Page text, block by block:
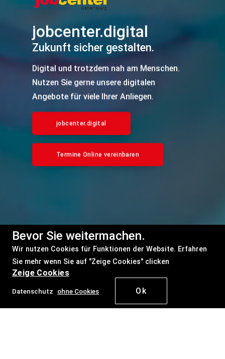
jobcenter.digital
Zukunft sicher gestalten.
Digital und trotzdem nah am Menschen.
Nutzen Sie gerne unsere digitalen
Angebote für viele Ihrer Anliegen.
jobcenter.digital
Termine Online vereinbaren
Bevor Sie weitermachen.
Wir nutzen Cookies für Funktionen der Website. Erfahren
Sie mehr wenn Sie auf "Zeige Cookies" clicken
Zeige Cookies
Datenschutz ohne Cookies Ok
Datenschutz